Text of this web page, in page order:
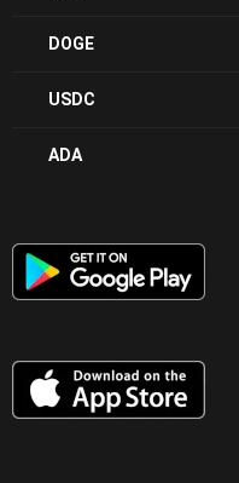
DOGE
USDC
ADA